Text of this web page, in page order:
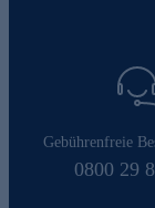
Gebührenfreie
0800 29